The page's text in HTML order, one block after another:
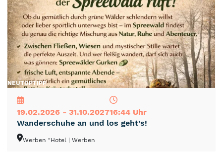
NEUTOPTIPP
19.02.2026 - 31.10.202716:44 Uhr
Wanderschuhe an und los geht’s!
Werben "Hotel | Werben